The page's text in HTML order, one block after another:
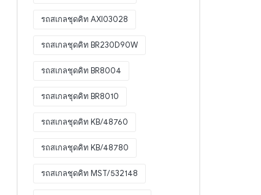
รถสเกลชุดคิท AXI03028
รถสเกลชุดคิท BR230D90W
รถสเกลชุดคิท BR8004
รถสเกลชุดคิท BR8010
รถสเกลชุดคิท KB/48760
รถสเกลชุดคิท KB/48780
รถสเกลชุดคิท MST/532148